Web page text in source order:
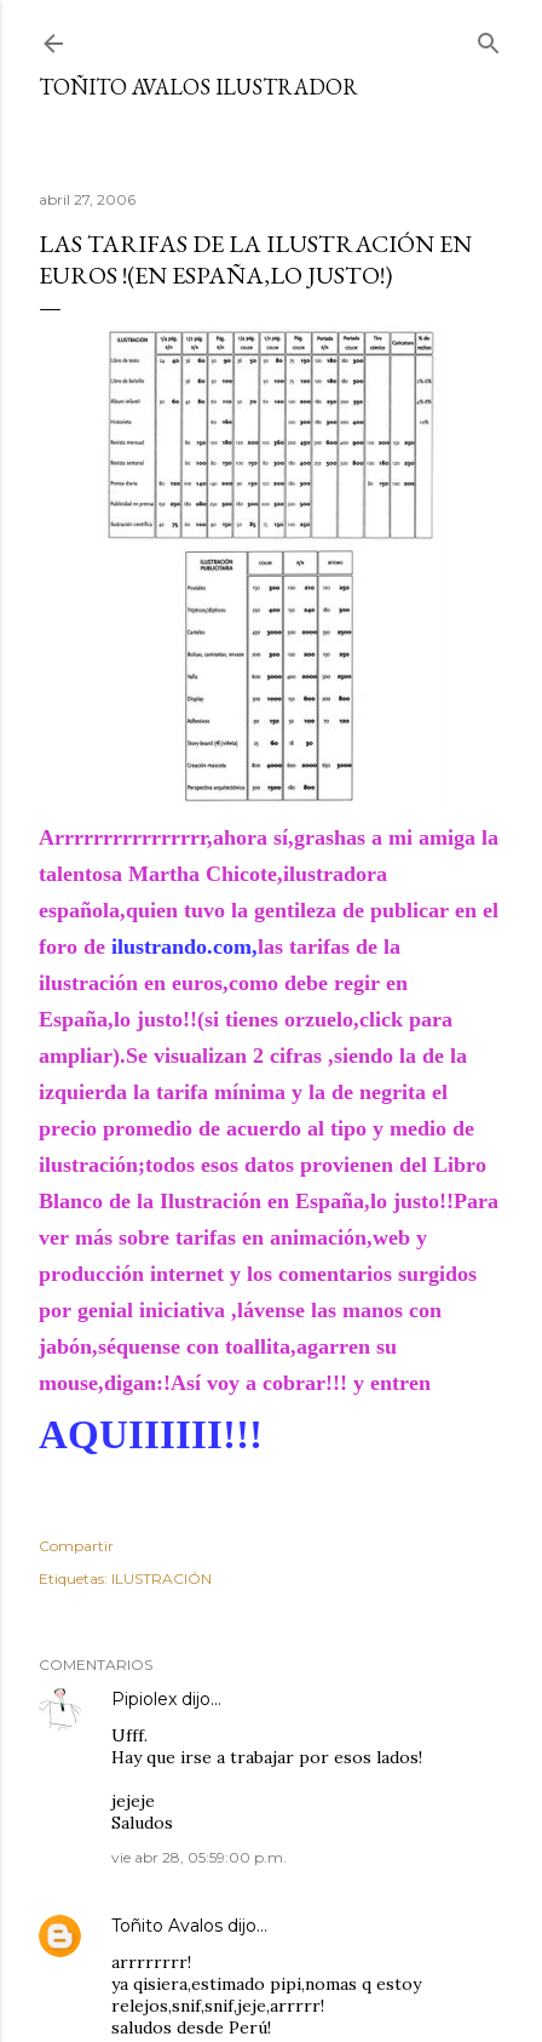
TOÑITO AVALOS ILUSTRADOR
abril 27, 2006
LAS TARIFAS DE LA ILUSTRACIÓN EN
EUROS !(EN ESPAÑA,LO JUSTO!)
Arrrrrrrrrrrrrrrr,ahora sí,grashas a mi amiga la
talentosa Martha Chicote,ilustradora
española,quien tuvo la gentileza de publicar en el
foro de ilustrando.com,las tarifas de la
ilustración en euros,como debe regir en
España,lo justo!!(si tienes orzuelo,click para
ampliar).Se visualizan 2 cifras ,siendo la de la
izquierda la tarifa mínima y la de negrita el
precio promedio de acuerdo al tipo y medio de
ilustración;todos esos datos provienen del Libro
Blanco de la Ilustración en España,lo justo!!Para
ver más sobre tarifas en animación,web y
producción internet y los comentarios surgidos
por genial iniciativa ,lávense las manos con
jabón,séquense con toallita,agarren su
mouse,digan:!Así voy a cobrar!!! y entren
AQUIIIIII!!!
Compartir
Etiquetas: ILUSTRACIÓN
COMENTARIOS
Pipiolex dijo…
Ufff.
Hay que irse a trabajar por esos lados!
jejeje
Saludos
vie abr 28, 05:59:00 p.m.
Toñito Avalos dijo…
arrrrrrrr!
ya qisiera,estimado pipi,nomas q estoy
relejos,snif,snif,jeje,arrrrr!
saludos desde Perú!